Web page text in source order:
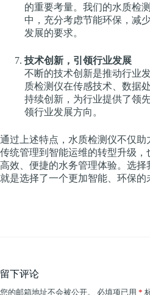
的重要考量。我们的水质检
中，充分考虑节能环保，减
发展的要求。
技术创新，引领行业发展
不断的技术创新是推动行业
质检测仪在传感技术、数据
持续创新，为行业提供了领
领行业发展方向。
通过上述特点，水质检测仪不仅助
传统管理到智能运维的转型升级，
高效、便捷的水务管理体验。选择
就是选择了一个更加智能、环保的
留下评论
您的邮箱地址不会被公开。 必填项已用 *